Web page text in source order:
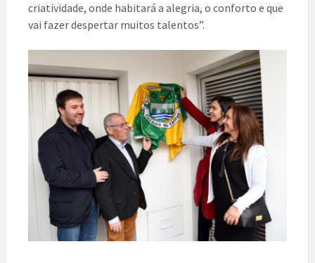
criatividade, onde habitará a alegria, o conforto e que
vai fazer despertar muitos talentos”.